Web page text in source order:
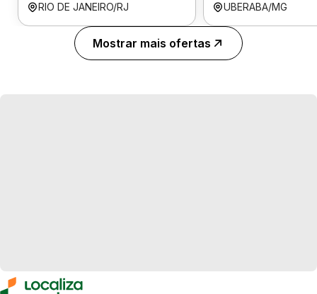
RIO DE JANEIRO/RJ UBERABA/MG
Mostrar mais ofertas